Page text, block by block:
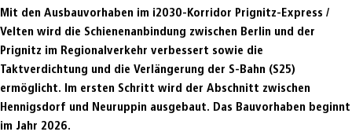
Mit den Ausbauvorhaben im i2030-Korridor Prignitz-Express /
Velten wird die Schienenanbindung zwischen Berlin und der
Prignitz im Regionalverkehr verbessert sowie die
Taktverdichtung und die Verlängerung der S-Bahn (S25)
ermöglicht. Im ersten Schritt wird der Abschnitt zwischen
Hennigsdorf und Neuruppin ausgebaut. Das Bauvorhaben beginnt
im Jahr 2026.